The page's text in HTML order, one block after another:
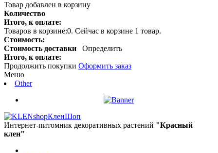
Товар добавлен в корзину
Количество
Итого, к оплате:
Товаров в корзине:0. Сейчас в корзине 1 товар.
Стоимость:
Стоимость доставки
Определить
Итого, к оплате:
Продолжить покупки Оформить заказ
Меню
Other
КленШоп
Интернет-питомник декоративных растений "Красный
клен"